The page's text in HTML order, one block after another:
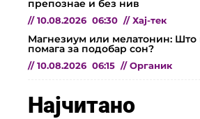
препознае и без нив
// 10.08.2026 06:30 // Хај-тек
Магнезиум или мелатонин: Што
помага за подобар сон?
// 10.08.2026 06:15 // Органик
Најчитано